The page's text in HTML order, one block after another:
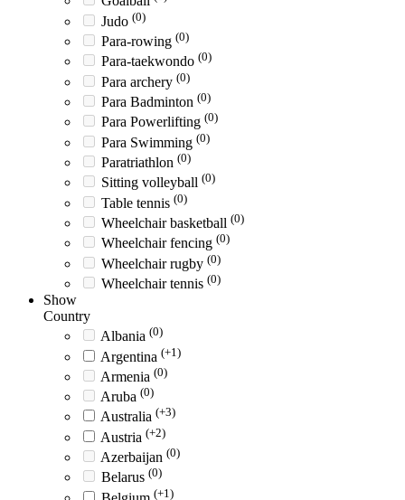
Judo (0)
Para-rowing (0)
Para-taekwondo (0)
Para archery (0)
Para Badminton (0)
Para Powerlifting (0)
Para Swimming (0)
Paratriathlon (0)
Sitting volleyball (0)
Table tennis (0)
Wheelchair basketball (0)
Wheelchair fencing (0)
Wheelchair rugby (0)
Wheelchair tennis (0)
Show
Country
Albania (0)
Argentina (+1)
Armenia (0)
Aruba (0)
Australia (+3)
Austria (+2)
Azerbaijan (0)
Belarus (0)
(+1)